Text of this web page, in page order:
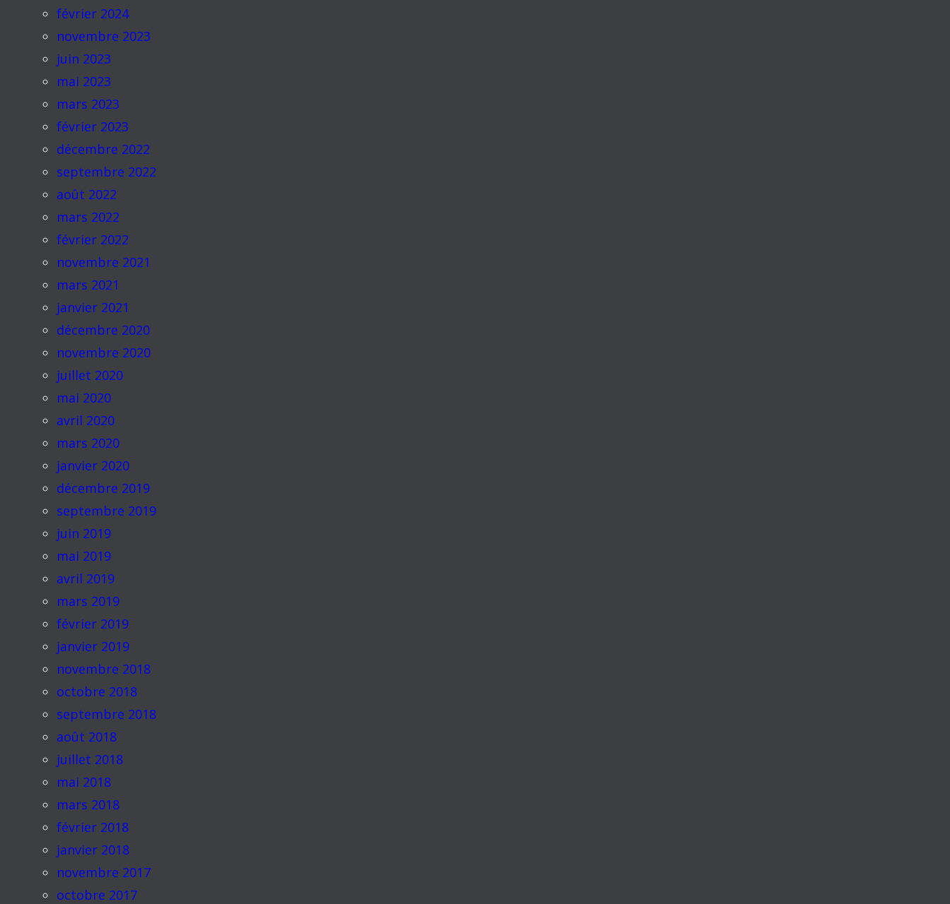
février 2024
novembre 2023
juin 2023
mai 2023
mars 2023
février 2023
décembre 2022
septembre 2022
août 2022
mars 2022
février 2022
novembre 2021
mars 2021
janvier 2021
décembre 2020
novembre 2020
juillet 2020
mai 2020
avril 2020
mars 2020
janvier 2020
décembre 2019
septembre 2019
juin 2019
mai 2019
avril 2019
mars 2019
février 2019
janvier 2019
novembre 2018
octobre 2018
septembre 2018
août 2018
juillet 2018
mai 2018
mars 2018
février 2018
janvier 2018
novembre 2017
octobre 2017